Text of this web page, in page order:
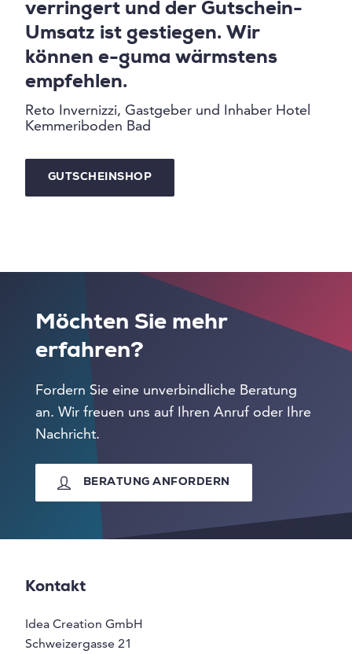
verringert und der Gutschein-
Umsatz ist gestiegen. Wir
können e-guma wärmstens
empfehlen.
Reto Invernizzi, Gastgeber und Inhaber Hotel
Kemmeriboden Bad
GUTSCHEINSHOP
Möchten Sie mehr
erfahren?
Fordern Sie eine unverbindliche Beratung
an. Wir freuen uns auf Ihren Anruf oder Ihre
Nachricht.
BERATUNG ANFORDERN
Kontakt
Idea Creation GmbH
Schweizergasse 21